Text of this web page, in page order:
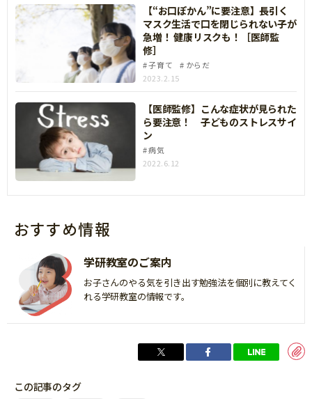
【“お口ぽかん”に要注意】長引く
マスク生活で口を閉じられない子が
急増！ 健康リスクも！［医師監
修］
子育て
からだ
2023.2.15
【医師監修】こんな症状が見られた
ら要注意！ 子どものストレスサイ
ン
病気
2022.6.12
おすすめ情報
学研教室のご案内
お子さんのやる気を引き出す勉強法を個別に教えてく
れる学研教室の情報です。
この記事のタグ